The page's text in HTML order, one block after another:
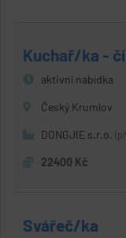
Kuchař/ka -
aktivní nabídka
Český Krumlov
DONGJIE s.r.o.
22400 Kč
Svářeč/ka